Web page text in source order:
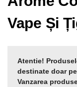
Vape Și
Atentie!
destinate doar
Vanzarea